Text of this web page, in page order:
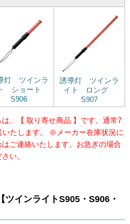
灯 ツインラ
ショート
S906
誘導灯 ツインラ
イト ロング
S907
、【 取り寄せ商品 】です。通常7
いたします。 ※メーカー在庫状況に
ご連絡いたします。お急ぎの場合
い。
インライトS905・S906・